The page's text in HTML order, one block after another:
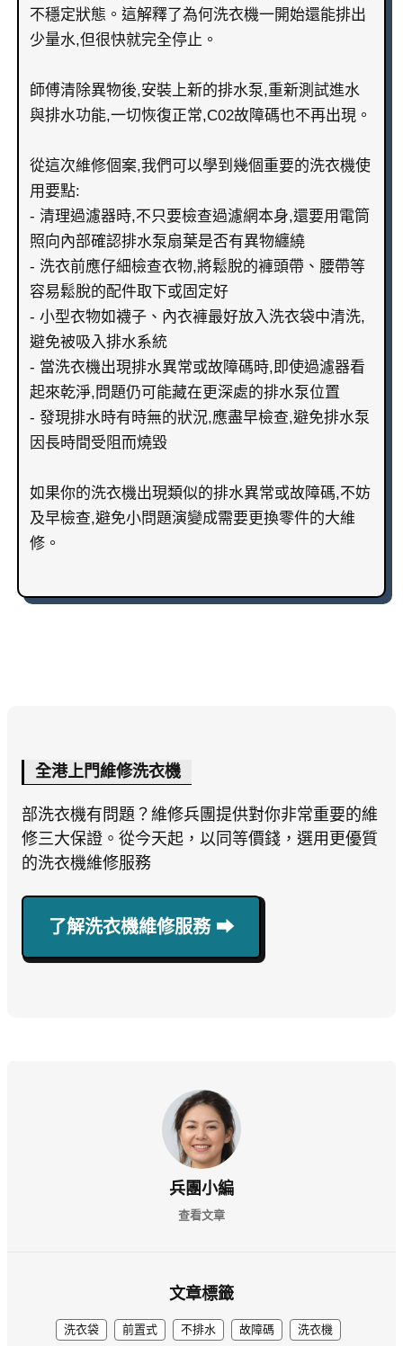
不穩定狀態。這解釋了為何洗衣機一開始還能排出
少量水,但很快就完全停止。
師傅清除異物後,安裝上新的排水泵,重新測試進水
與排水功能,一切恢復正常,C02故障碼也不再出現。
從這次維修個案,我們可以學到幾個重要的洗衣機使
用要點:
- 清理過濾器時,不只要檢查過濾網本身,還要用電筒
照向內部確認排水泵扇葉是否有異物纏繞
- 洗衣前應仔細檢查衣物,將鬆脫的褲頭帶、腰帶等
容易鬆脫的配件取下或固定好
- 小型衣物如襪子、內衣褲最好放入洗衣袋中清洗,
避免被吸入排水系統
- 當洗衣機出現排水異常或故障碼時,即使過濾器看
起來乾淨,問題仍可能藏在更深處的排水泵位置
- 發現排水時有時無的狀況,應盡早檢查,避免排水泵
因長時間受阻而燒毀
如果你的洗衣機出現類似的排水異常或故障碼,不妨
及早檢查,避免小問題演變成需要更換零件的大維
修。
全港上門維修洗衣機
部洗衣機有問題？維修兵團提供對你非常重要的維
修三大保證。從今天起，以同等價錢，選用更優質
的洗衣機維修服務
了解洗衣機維修服務 ⮕
兵團小編
查看文章
文章標籤
洗衣袋 前置式 不排水 故障碼 洗衣機